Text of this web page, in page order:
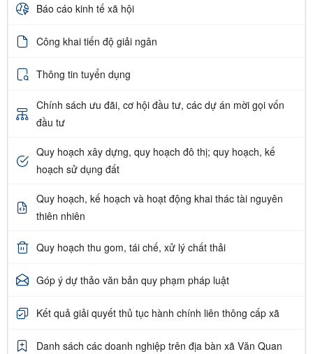
Báo cáo kinh tế xã hội
Công khai tiến độ giải ngân
Thông tin tuyển dụng
Chính sách ưu đãi, cơ hội đầu tư, các dự án mời gọi vốn
đầu tư
Quy hoạch xây dựng, quy hoạch đô thị; quy hoạch, kế
hoạch sử dụng đất
Quy hoạch, kế hoạch và hoạt động khai thác tài nguyên
thiên nhiên
Quy hoạch thu gom, tái chế, xử lý chất thải
Góp ý dự thảo văn bản quy phạm pháp luật
Kết quả giải quyết thủ tục hành chính liên thông cấp xã
Danh sách các doanh nghiệp trên địa bàn xã Văn Quan